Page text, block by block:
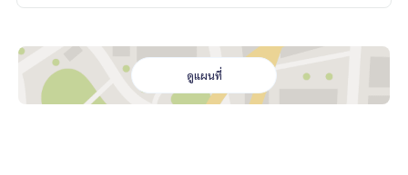
ทำเลใกล้เมือง
• โลตัส / อบจ.จันทบุรี / ถ.พระยาตรัง
• คาเฟ่ชื่อดัง ร้านอาหารมากมาย
ดูแผนที่